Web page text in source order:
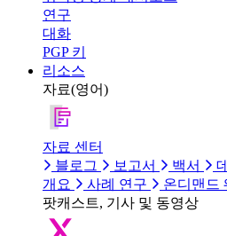
연구
대화
PGP 키
리소스
자료(영어)
자료 센터
블로그
보고서 백서
개요
사례 연구 온디맨드
팟캐스트, 기사 및 동영상